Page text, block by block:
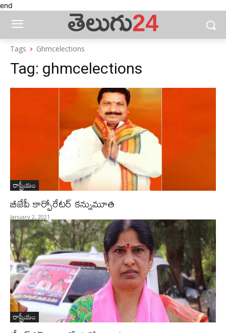
end
Tags Ghmcelections
Tag: ghmcelections
రాష్ట్రీయం
బీజేపీ కార్పోరేటర్‌ కన్నుమూత
January 2, 2021
రాష్ట్రీయం